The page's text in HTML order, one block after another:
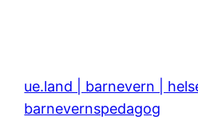
ue.land | barnevern |
barnevernspedagog